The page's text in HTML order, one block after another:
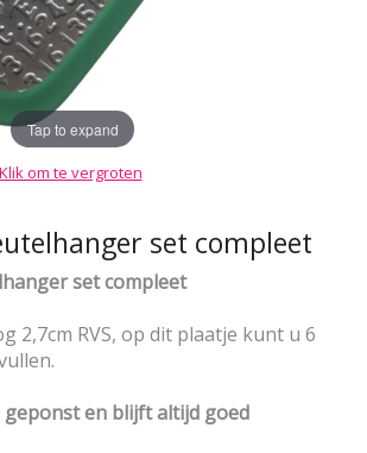
Tap to expand
Klik om te vergroten
set compleet
set compleet
2,7cm RVS, op dit plaatje kunt u 6
geponst en blijft altijd goed